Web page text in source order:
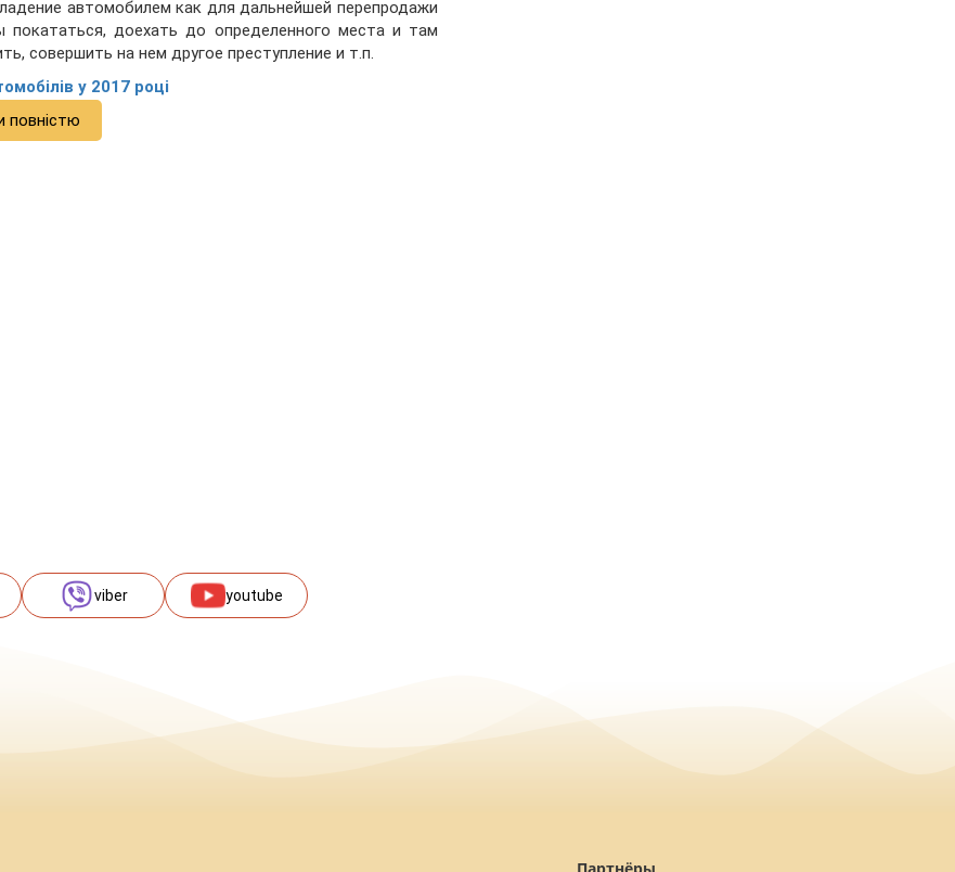
автомобилем как для дальнейшей перепродажи
доехать до определенного места и там
совершить на нем другое преступление и т.п.
у 2017 році
повністю
viber youtube